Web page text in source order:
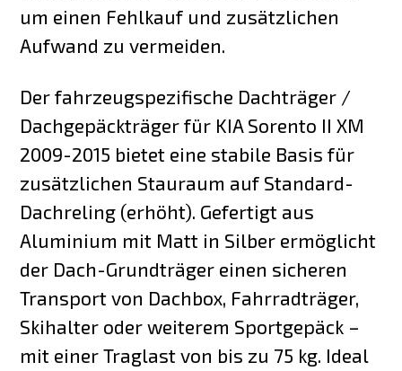
um einen Fehlkauf und zusätzlichen
Aufwand zu vermeiden.
Der fahrzeugspezifische Dachträger /
Dachgepäckträger für KIA Sorento II XM
2009-2015 bietet eine stabile Basis für
zusätzlichen Stauraum auf Standard-
Dachreling (erhöht). Gefertigt aus
Aluminium mit Matt in Silber ermöglicht
der Dach-Grundträger einen sicheren
Transport von Dachbox, Fahrradträger,
Skihalter oder weiterem Sportgepäck –
mit einer Traglast von bis zu 75 kg. Ideal